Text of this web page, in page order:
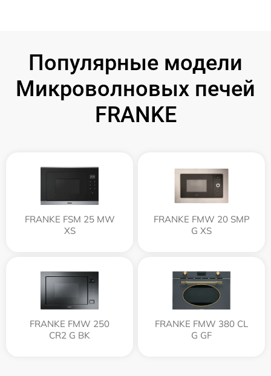
Популярные модели
Микроволновых печей
FRANKE
FRANKE FSM 25 MW
XS
FRANKE FMW 20 SMP
G XS
FRANKE FMW 250
CR2 G BK
FRANKE FMW 380 CL
G GF